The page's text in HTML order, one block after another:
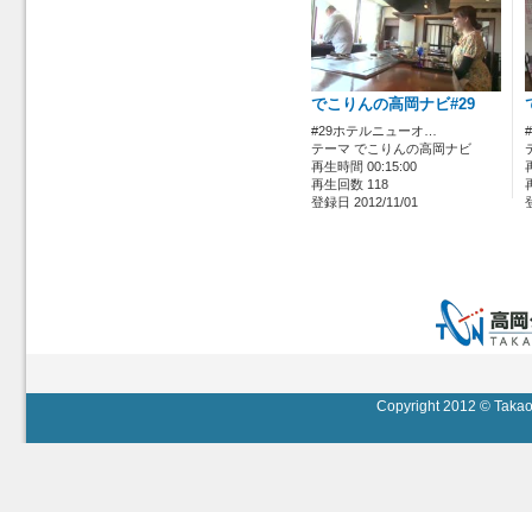
でこりんの高岡ナビ#29
#29ホテルニューオ…
テーマ でこりんの高岡ナビ
再生時間 00:15:00
再生回数 118
登録日 2012/11/01
Copyright 2012 ©